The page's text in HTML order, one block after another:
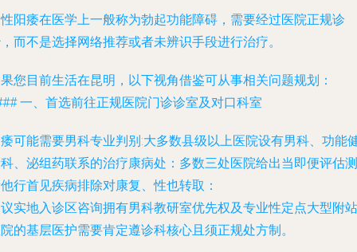
阳痿在医学上一般称为勃起功能障碍，需要经过医院正规诊
而不是选择网络推荐或者未辨识手段进行治疗。
您目前生活在昆明，以下视角借鉴可从事相关问题规划：
一、首选前往正规医院门诊诊室及对口科室
可能需要男科专业判别:大多数县级以上医院设有男科、功能
、泌组药联系的治疗康病处：多数三处医院给出当即便评估测
行首见疾病排除对康复、性也转取：
实地入诊区咨询拥有男科教研室优先权及专业性定点大型附站
的基层医护需要肯定遵诊科核心且须正规处方制。